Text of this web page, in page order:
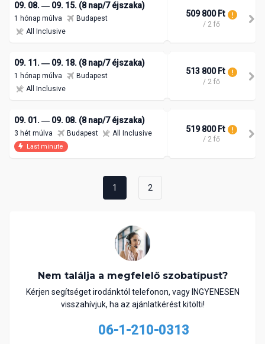
09. 08. ― 09. 15. (8 nap/7 éjszaka)
1 hónap múlva
Budapest
All Inclusive
509 800 Ft
/ 2 fő
09. 11. ― 09. 18. (8 nap/7 éjszaka)
1 hónap múlva
Budapest
All Inclusive
513 800 Ft
/ 2 fő
09. 01. ― 09. 08. (8 nap/7 éjszaka)
3 hét múlva Budapest All Inclusive
Last minute
519 800 Ft
/ 2 fő
1 2
Nem találja a megfelelő szobatípust?
Kérjen segítséget irodánktól telefonon, vagy INGYENESEN
visszahívjuk, ha az ajánlatkérést kitölti!
06-1-210-0313